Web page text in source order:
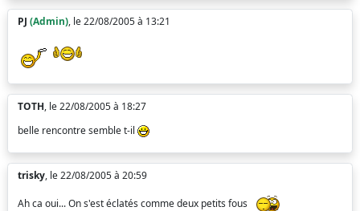
PJ (Admin), le 22/08/2005 à 13:21
TOTH, le 22/08/2005 à 18:27
belle rencontre semble t-il
trisky, le 22/08/2005 à 20:59
Ah ca oui... On s'est éclatés comme deux petits fous